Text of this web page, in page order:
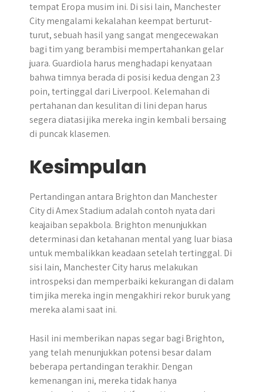
tempat Eropa musim ini. Di sisi lain, Manchester
City mengalami kekalahan keempat berturut-
turut, sebuah hasil yang sangat mengecewakan
bagi tim yang berambisi mempertahankan gelar
juara. Guardiola harus menghadapi kenyataan
bahwa timnya berada di posisi kedua dengan 23
poin, tertinggal dari Liverpool. Kelemahan di
pertahanan dan kesulitan di lini depan harus
segera diatasi jika mereka ingin kembali bersaing
di puncak klasemen.
Kesimpulan
Pertandingan antara Brighton dan Manchester
City di Amex Stadium adalah contoh nyata dari
keajaiban sepakbola. Brighton menunjukkan
determinasi dan ketahanan mental yang luar biasa
untuk membalikkan keadaan setelah tertinggal. Di
sisi lain, Manchester City harus melakukan
introspeksi dan memperbaiki kekurangan di dalam
tim jika mereka ingin mengakhiri rekor buruk yang
mereka alami saat ini.
Hasil ini memberikan napas segar bagi Brighton,
yang telah menunjukkan potensi besar dalam
beberapa pertandingan terakhir. Dengan
kemenangan ini, mereka tidak hanya